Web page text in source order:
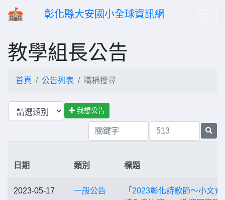
彰化縣大安國小全球資訊網
教學組長公告
首頁 公告列表 職稱搜尋
我想公告
日期 類別 標題
2023-05-17 一般公告
「2023彰化詩歌節～小文青